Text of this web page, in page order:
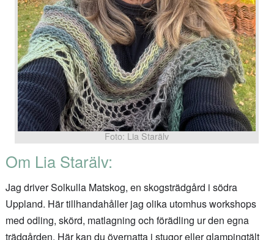
Foto: Lia Starälv
Om Lia Starälv:
Jag driver Solkulla Matskog, en skogsträdgård i södra
Uppland. Här tillhandahåller jag olika utomhus workshops
med odling, skörd, matlagning och förädling ur den egna
trädgården. Här kan du övernatta i stugor eller glampingtält